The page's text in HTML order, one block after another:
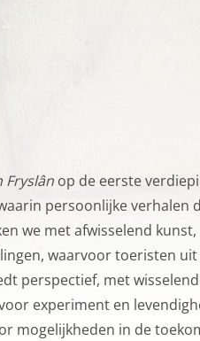
Fryslân op de eerste
persoonlijke verhalen
we met afwisselend kunst,
waarvoor toeristen uit
perspectief, met
experiment en
mogelijkheden in de
in te voeren wanneer je
wij deze steeds beter
laten functioneren. Voor het
acties zijn deze